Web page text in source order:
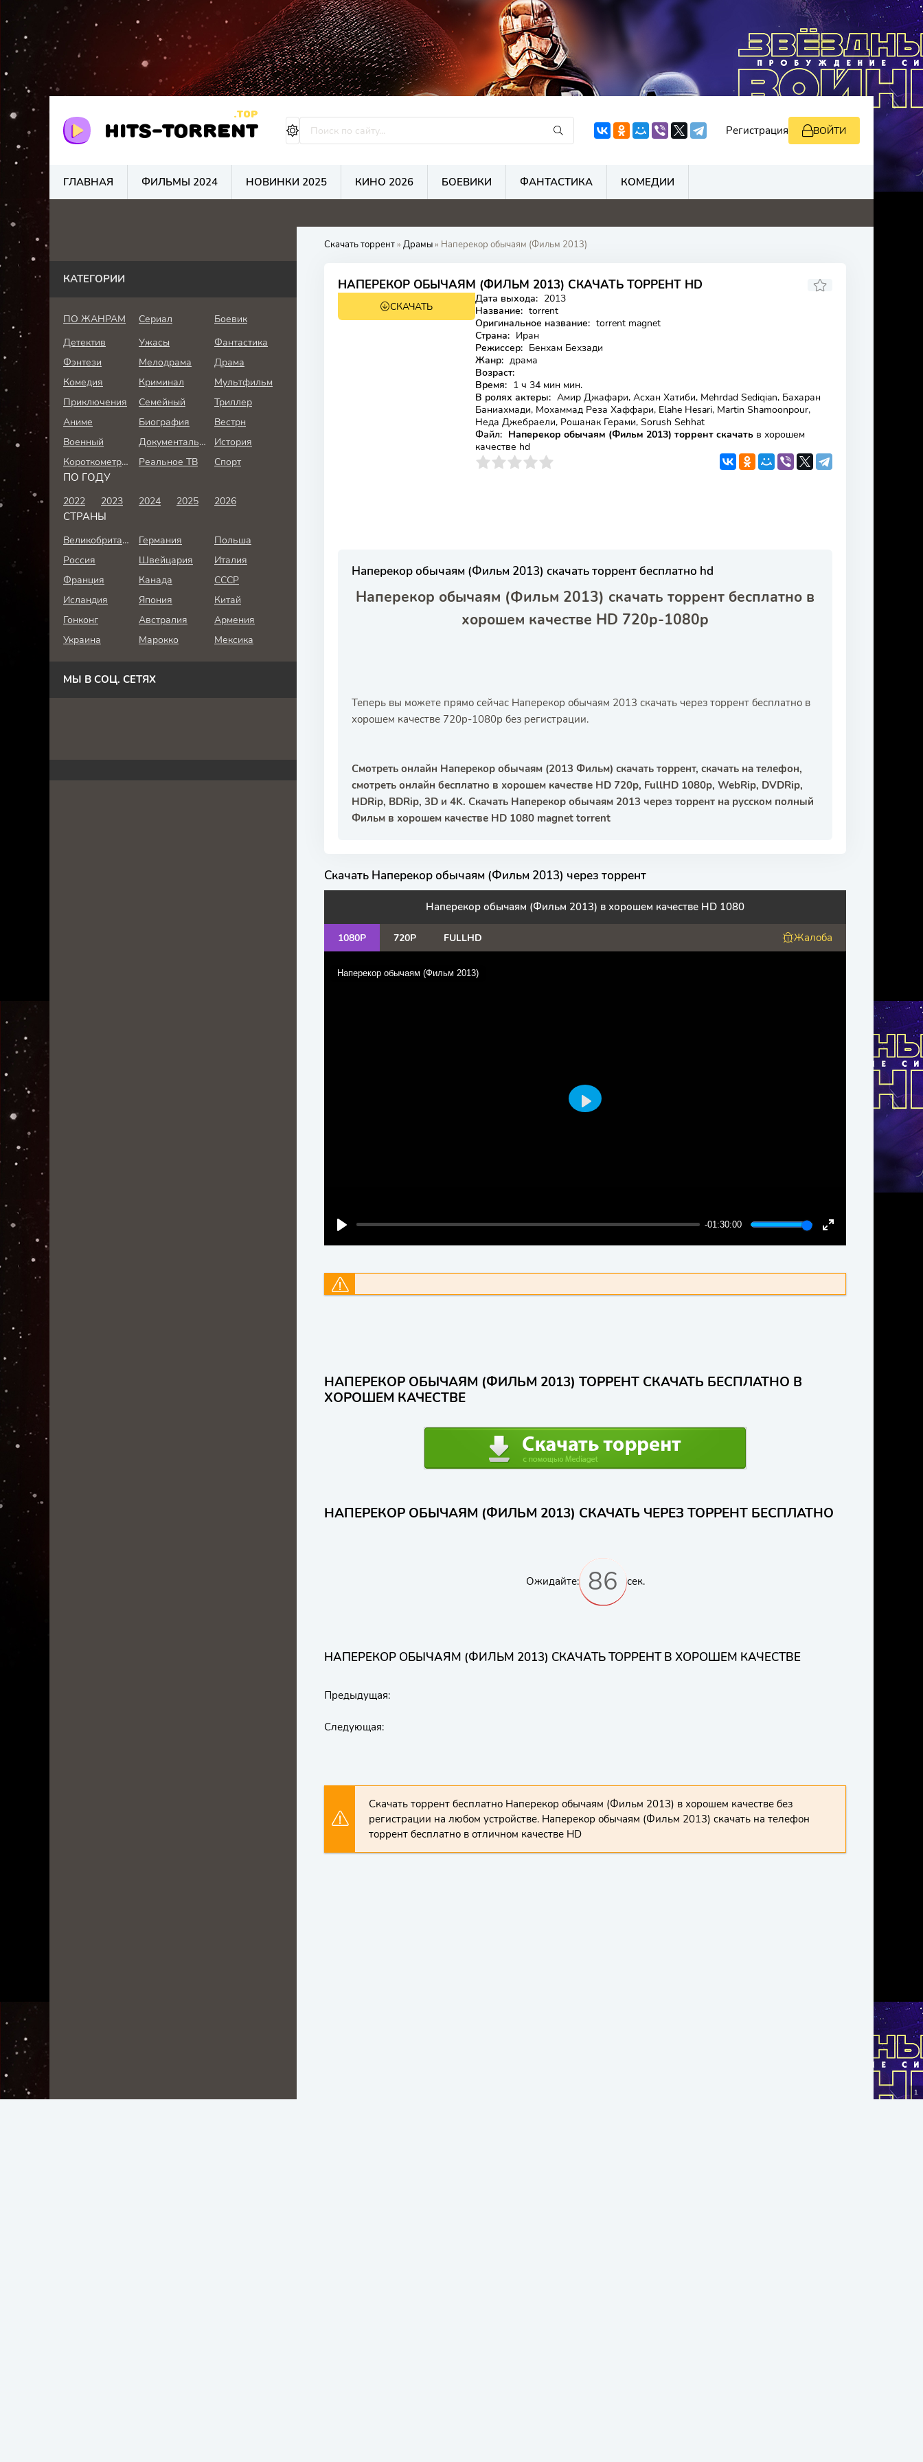
HITS-TORRENT
.TOP
Регистрация ВОЙТИ
ГЛАВНАЯ ФИЛЬМЫ 2024 НОВИНКИ 2025 КИНО 2026 БОЕВИКИ ФАНТАСТИКА КОМЕДИИ
Скачать торрент» Драмы» Наперекор обычаям (Фильм 2013)
НАПЕРЕКОР ОБЫЧАЯМ (ФИЛЬМ 2013) СКАЧАТЬ ТОРРЕНТ HD
СКАЧАТЬ
Дата выхода: 2013
Название: torrent
Оригинальное название: torrent magnet
Страна: Иран
Режиссер: Бенхам Бехзади
Жанр: драма
Возраст:
Время: 1 ч 34 мин мин.
В ролях актеры: Амир Джафари, Асхан Хатиби, Mehrdad Sediqian, Бахаран
Баниахмади, Мохаммад Реза Хаффари, Elahe Hesari, Martin Shamoonpour,
Неда Джебраели, Рошанак Герами, Sorush Sehhat
Файл: Наперекор обычаям (Фильм 2013) торрент скачать в хорошем
качестве hd
Наперекор обычаям (Фильм 2013) скачать торрент бесплатно hd
Наперекор обычаям (Фильм 2013) скачать торрент бесплатно в
хорошем качестве HD 720p-1080p
Теперь вы можете прямо сейчас Наперекор обычаям 2013 скачать через торрент бесплатно в
хорошем качестве 720p-1080р без регистрации.
Смотреть онлайн Наперекор обычаям (2013 Фильм) скачать торрент, скачать на телефон,
смотреть онлайн бесплатно в хорошем качестве HD 720p, FullHD 1080p, WebRip, DVDRip,
HDRip, BDRip, 3D и 4K. Скачать Наперекор обычаям 2013 через торрент на русском полный
Фильм в хорошем качестве HD 1080 magnet torrent
Скачать Наперекор обычаям (Фильм 2013) через торрент
Наперекор обычаям (Фильм 2013) в хорошем качестве HD 1080
1080P 720P FULLHD Жалоба
PLAY
-01:30:00
Наперекор обычаям (Фильм 2013)
PLAY
НАПЕРЕКОР ОБЫЧАЯМ (ФИЛЬМ 2013) ТОРРЕНТ СКАЧАТЬ БЕСПЛАТНО В
ХОРОШЕМ КАЧЕСТВЕ
НАПЕРЕКОР ОБЫЧАЯМ (ФИЛЬМ 2013) СКАЧАТЬ ЧЕРЕЗ ТОРРЕНТ БЕСПЛАТНО
Ожидайте: 83 сек.
НАПЕРЕКОР ОБЫЧАЯМ (ФИЛЬМ 2013) СКАЧАТЬ ТОРРЕНТ В ХОРОШЕМ КАЧЕСТВЕ
Предыдущая:
Следующая:
Скачать торрент бесплатно Наперекор обычаям (Фильм 2013) в хорошем качестве без
регистрации на любом устройстве. Наперекор обычаям (Фильм 2013) скачать на телефон
торрент бесплатно в отличном качестве HD
КАТЕГОРИИ
ПО ЖАНРАМ Сериал
Боевик
Детектив
Ужасы
Фантастика
Фэнтези
Мелодрама
Драма
Комедия
Криминал
Мультфильм
Приключения
Семейный
Триллер
Аниме
Биография
Вестрн
Военный
Документальный
История
Короткометражка
Реальное ТВ Спорт
ПО ГОДУ
2022 2023 2024 2025 2026
СТРАНЫ
Великобритания Германия
Польша
Россия
Швейцария
Италия
Франция
Канада
СССР
Исландия
Япония
Китай
Гонконг
Австралия
Армения
Украина
Марокко Мексика
МЫ В СОЦ. СЕТЯХ